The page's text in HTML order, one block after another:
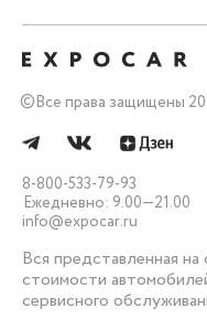
©Все права защищены
8-800-533-79-93
Ежедневно: 9.00—21.00
info@expocar.ru
Вся представленная
стоимости
сервисного